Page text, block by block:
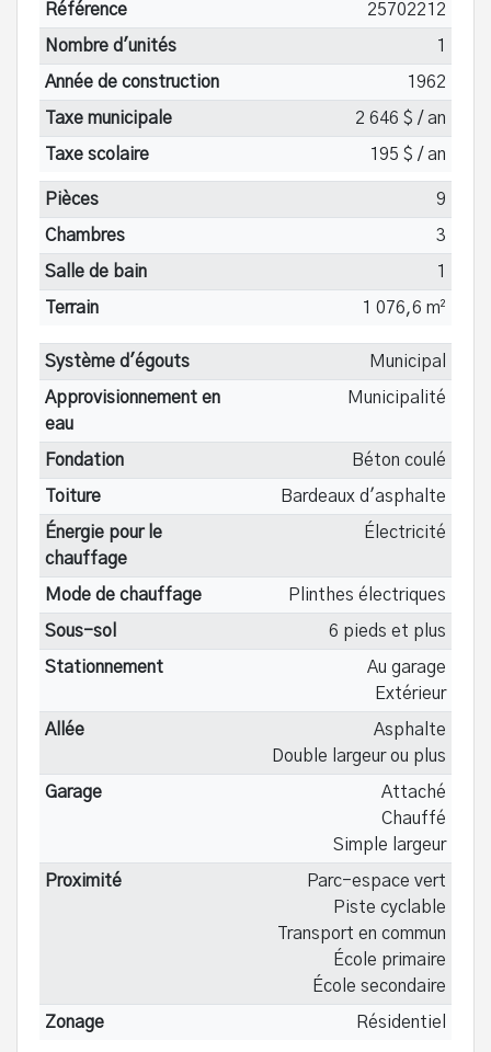
Référence 25702212
Nombre d'unités 1
Année de construction 1962
Taxe municipale 2 646 $ / an
Taxe scolaire 195 $ / an
Pièces 9
Chambres 3
Salle de bain 1
Terrain 1 076,6 m²
Système d'égouts Municipal
Approvisionnement en
eau
Municipalité
Fondation Béton coulé
Toiture Bardeaux d'asphalte
Énergie pour le
chauffage
Électricité
Mode de chauffage Plinthes électriques
Sous-sol 6 pieds et plus
Stationnement
Au garage
Extérieur
Allée
Asphalte
Double largeur ou plus
Garage
Attaché
Chauffé
Simple largeur
Proximité
Parc-espace vert
Piste cyclable
Transport en commun
École primaire
École secondaire
Zonage Résidentiel